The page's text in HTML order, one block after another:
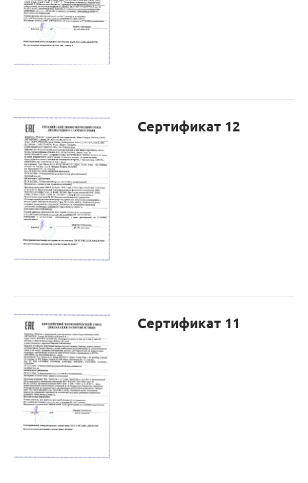
Сертификат 12
Сертификат 11